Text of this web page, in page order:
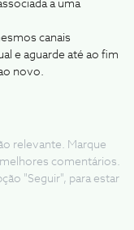
a uma
canais
e aguarde até ao fim
novo.
relevante. Marque
comentários.
"Seguir", para estar